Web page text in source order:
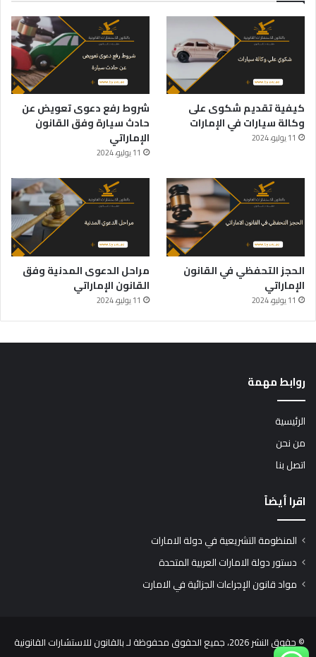
كيفية تقديم شكوى على
وكالة سيارات في الإمارات
11 يوليو، 2024
شروط رفع دعوى تعويض عن
حادث سيارة وفق القانون
الإماراتي
11 يوليو، 2024
الحجز التحفظي في القانون
الإماراتي
11 يوليو، 2024
مراحل الدعوى المدنية وفق
القانون الإماراتي
11 يوليو، 2024
روابط مهمة
الرئيسية
من نحن
اتصل بنا
اقرا أيضاً
المنظومة التشريعية في دولة الامارات
دستور دولة الامارات العربية المتحدة
مواد قانون الإجراءات الجزائية في الامارت
© حقوق النشر 2026، جميع الحقوق محفوظة لـ بالقانون للاستشارات القانونية